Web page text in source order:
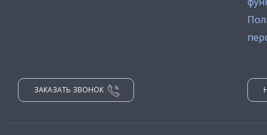
ЗАКАЗАТЬ ЗВОНОК